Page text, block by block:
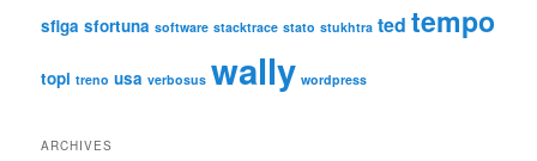
sfiga sfortuna software stacktrace stato stukhtra ted tempo
topi treno usa verbosus wally wordpress
ARCHIVES